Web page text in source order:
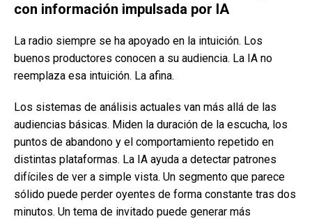
con información impulsada por IA
La radio siempre se ha apoyado en la intuición. Los
buenos productores conocen a su audiencia. La IA no
reemplaza esa intuición. La afina.
Los sistemas de análisis actuales van más allá de las
audiencias básicas. Miden la duración de la escucha, los
puntos de abandono y el comportamiento repetido en
distintas plataformas. La IA ayuda a detectar patrones
difíciles de ver a simple vista. Un segmento que parece
sólido puede perder oyentes de forma constante tras dos
minutos. Un tema de invitado puede generar más